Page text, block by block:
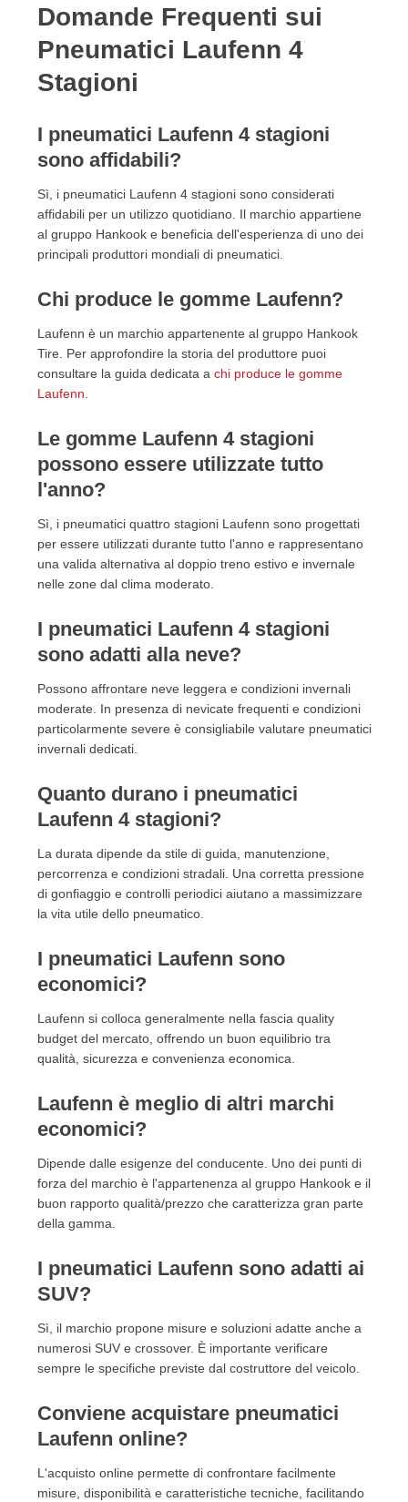
Domande Frequenti sui
Pneumatici Laufenn 4
Stagioni
I pneumatici Laufenn 4 stagioni
sono affidabili?
Sì, i pneumatici Laufenn 4 stagioni sono considerati
affidabili per un utilizzo quotidiano. Il marchio appartiene
al gruppo Hankook e beneficia dell'esperienza di uno dei
principali produttori mondiali di pneumatici.
Chi produce le gomme Laufenn?
Laufenn è un marchio appartenente al gruppo Hankook
Tire. Per approfondire la storia del produttore puoi
consultare la guida dedicata a chi produce le gomme
Laufenn.
Le gomme Laufenn 4 stagioni
possono essere utilizzate tutto
l'anno?
Sì, i pneumatici quattro stagioni Laufenn sono progettati
per essere utilizzati durante tutto l'anno e rappresentano
una valida alternativa al doppio treno estivo e invernale
nelle zone dal clima moderato.
I pneumatici Laufenn 4 stagioni
sono adatti alla neve?
Possono affrontare neve leggera e condizioni invernali
moderate. In presenza di nevicate frequenti e condizioni
particolarmente severe è consigliabile valutare pneumatici
invernali dedicati.
Quanto durano i pneumatici
Laufenn 4 stagioni?
La durata dipende da stile di guida, manutenzione,
percorrenza e condizioni stradali. Una corretta pressione
di gonfiaggio e controlli periodici aiutano a massimizzare
la vita utile dello pneumatico.
I pneumatici Laufenn sono
economici?
Laufenn si colloca generalmente nella fascia quality
budget del mercato, offrendo un buon equilibrio tra
qualità, sicurezza e convenienza economica.
Laufenn è meglio di altri marchi
economici?
Dipende dalle esigenze del conducente. Uno dei punti di
forza del marchio è l'appartenenza al gruppo Hankook e il
buon rapporto qualità/prezzo che caratterizza gran parte
della gamma.
I pneumatici Laufenn sono adatti ai
SUV?
Sì, il marchio propone misure e soluzioni adatte anche a
numerosi SUV e crossover. È importante verificare
sempre le specifiche previste dal costruttore del veicolo.
Conviene acquistare pneumatici
Laufenn online?
L'acquisto online permette di confrontare facilmente
misure, disponibilità e caratteristiche tecniche, facilitando